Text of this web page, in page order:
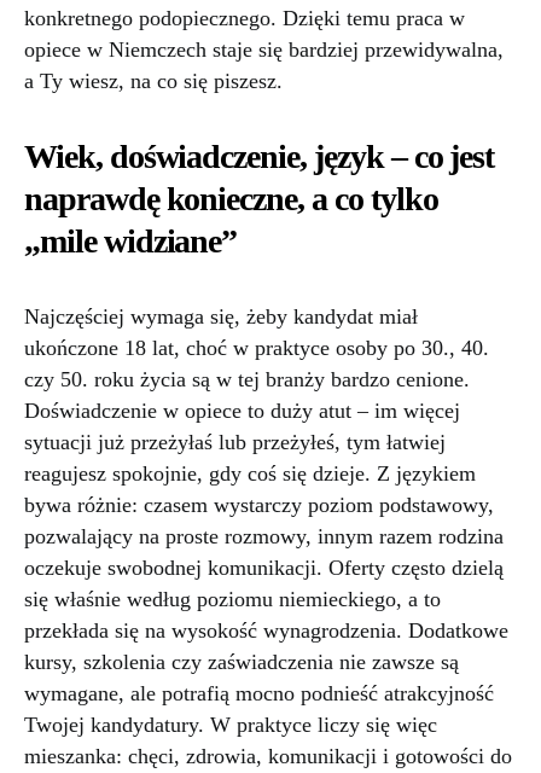
konkretnego podopiecznego. Dzięki temu praca w
opiece w Niemczech staje się bardziej przewidywalna,
a Ty wiesz, na co się piszesz.
Wiek, doświadczenie, język – co jest
naprawdę konieczne, a co tylko
„mile widziane”
Najczęściej wymaga się, żeby kandydat miał
ukończone 18 lat, choć w praktyce osoby po 30., 40.
czy 50. roku życia są w tej branży bardzo cenione.
Doświadczenie w opiece to duży atut – im więcej
sytuacji już przeżyłaś lub przeżyłeś, tym łatwiej
reagujesz spokojnie, gdy coś się dzieje. Z językiem
bywa różnie: czasem wystarczy poziom podstawowy,
pozwalający na proste rozmowy, innym razem rodzina
oczekuje swobodnej komunikacji. Oferty często dzielą
się właśnie według poziomu niemieckiego, a to
przekłada się na wysokość wynagrodzenia. Dodatkowe
kursy, szkolenia czy zaświadczenia nie zawsze są
wymagane, ale potrafią mocno podnieść atrakcyjność
Twojej kandydatury. W praktyce liczy się więc
mieszanka: chęci, zdrowia, komunikacji i gotowości do